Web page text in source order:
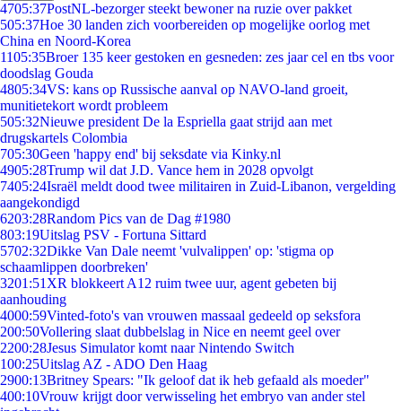
4705:37PostNL-bezorger steekt bewoner na ruzie over pakket
505:37Hoe 30 landen zich voorbereiden op mogelijke oorlog met
China en Noord-Korea
1105:35Broer 135 keer gestoken en gesneden: zes jaar cel en tbs voor
doodslag Gouda
4805:34VS: kans op Russische aanval op NAVO-land groeit,
munitietekort wordt probleem
505:32Nieuwe president De la Espriella gaat strijd aan met
drugskartels Colombia
705:30Geen 'happy end' bij seksdate via Kinky.nl
4905:28Trump wil dat J.D. Vance hem in 2028 opvolgt
7405:24Israël meldt dood twee militairen in Zuid-Libanon, vergelding
aangekondigd
6203:28Random Pics van de Dag #1980
803:19Uitslag PSV - Fortuna Sittard
5702:32Dikke Van Dale neemt 'vulvalippen' op: 'stigma op
schaamlippen doorbreken'
3201:51 XR blokkeert A12 ruim twee uur, agent gebeten bij
aanhouding
4000:59Vinted-foto's van vrouwen massaal gedeeld op seksfora
200:50Vollering slaat dubbelslag in Nice en neemt geel over
2200:28Jesus Simulator komt naar Nintendo Switch
100:25Uitslag AZ - ADO Den Haag
2900:13Britney Spears: "Ik geloof dat ik heb gefaald als moeder"
400:10Vrouw krijgt door verwisseling het embryo van ander stel